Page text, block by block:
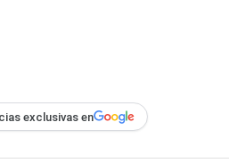
exclusivas en